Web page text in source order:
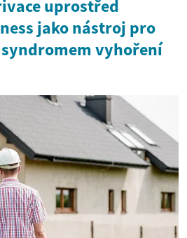
uprostřed
jako nástroj pro
vyhoření